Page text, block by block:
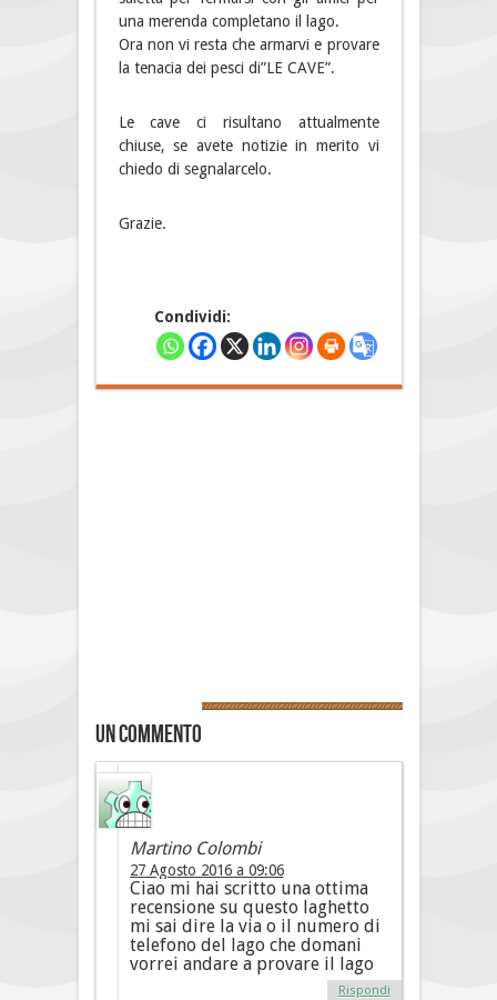
una merenda completano il lago.
Ora non vi resta che armarvi e provare
la tenacia dei pesci di”LE CAVE”.
Le cave ci risultano attualmente
chiuse, se avete notizie in merito vi
chiedo di segnalarcelo.
Grazie.
Condividi:
Un commento
Martino Colombi
27 Agosto 2016 a 09:06
Ciao mi hai scritto una ottima
recensione su questo laghetto
mi sai dire la via o il numero di
telefono del lago che domani
vorrei andare a provare il lago
Rispondi